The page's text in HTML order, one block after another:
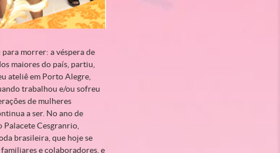
para morrer: a véspera de
maiores do país, partiu,
ateliê em Porto Alegre,
trabalhou e/ou sofreu
de mulheres
a ser. No ano de
Cesgranrio,
brasileira, que hoje se
e colaboradores, e